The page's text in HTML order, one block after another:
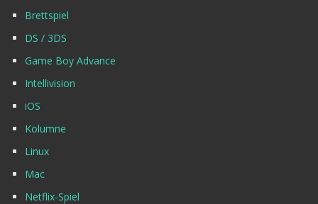
Brettspiel
DS / 3DS
Game Boy Advance
Intellivision
iOS
Kolumne
Linux
Mac
Netflix-Spiel